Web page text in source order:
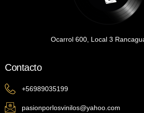
Ocarrol 600, Local 3
Contacto
+56989035199
pasionporlosvinilos@yahoo.com